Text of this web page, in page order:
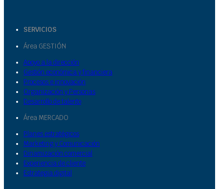
SERVICIOS
Área GESTIÓN
Apoyo a la dirección
Gestión económica y financiera
Procesos e innovación
Organización y Personas
Desarrollo de talento
Área MERCADO
Planes estratégicos
Marketing y Comunicación
Dinamización comercial
Experiencia de cliente
Estrategia digital